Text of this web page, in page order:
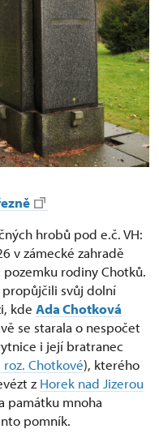
hrobů pod e.č. VH:
v zámecké zahradě
rodiny Chotků.
propůjčili svůj dolní
kde Ada Chotková
se starala o nespočet
i její bratranec
roz. Chotkové), kterého
z Horek nad Jizerou
památku mnoha
pomník.